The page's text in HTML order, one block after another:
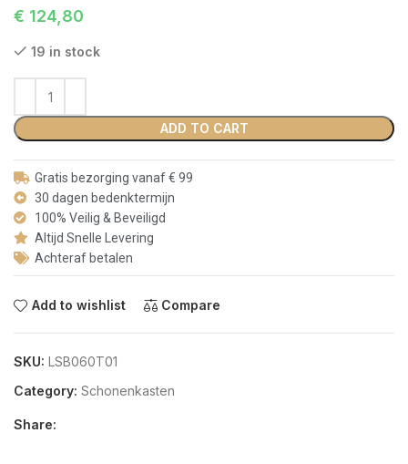
€ 124,80
19 in stock
ADD TO CART
Gratis bezorging vanaf € 99
30 dagen bedenktermijn
100% Veilig & Beveiligd
Altijd Snelle Levering
Achteraf betalen
Add to wishlist Compare
SKU: LSB060T01
Category: Schonenkasten
Share: